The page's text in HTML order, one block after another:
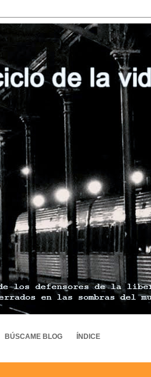
BÚSCAME BLOG ÍNDICE